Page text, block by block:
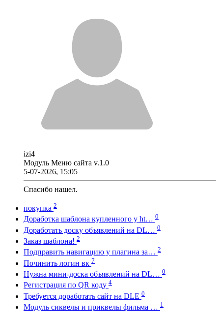
izi4
Модуль Меню сайта v.1.0
5-07-2026, 15:05
Спасибо нашел.
покупка 2
Доработка шаблона купленного у ht… 0
Доработать доску объявлений на DL… 0
Заказ шаблона! 2
Подправить навигацию у плагина за… 2
Починить логин вк 7
Нужна мини-доска объявлений на DL… 0
Регистрация по QR коду 4
Требуется доработать сайт на DLE 0
Модуль сиквелы и приквелы фильма … 1